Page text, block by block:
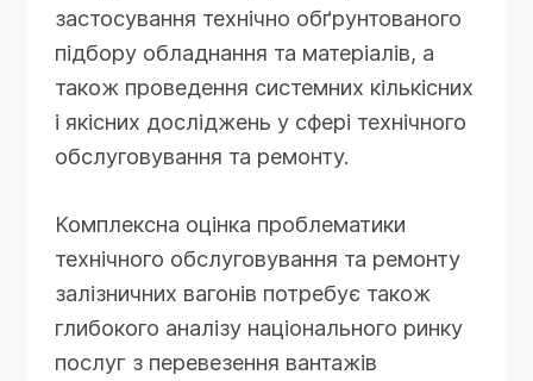
застосування технічно обґрунтованого
підбору обладнання та матеріалів, а
також проведення системних кількісних
і якісних досліджень у сфері технічного
обслуговування та ремонту.
Комплексна оцінка проблематики
технічного обслуговування та ремонту
залізничних вагонів потребує також
глибокого аналізу національного ринку
послуг з перевезення вантажів